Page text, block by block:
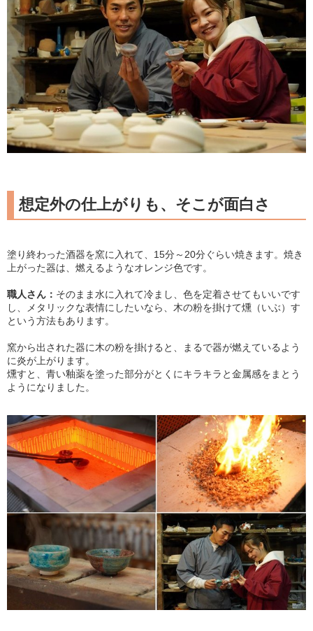
想定外の仕上がりも、そこが面白さ
塗り終わった酒器を窯に入れて、15分～20分ぐらい焼きます。焼き
上がった器は、燃えるようなオレンジ色です。
職人さん： そのまま水に入れて冷まし、色を定着させてもいいです
し、メタリックな表情にしたいなら、木の粉を掛けて燻（いぶ）す
という方法もあります。
窯から出された器に木の粉を掛けると、まるで器が燃えているよう
に炎が上がります。
燻すと、青い釉薬を塗った部分がとくにキラキラと金属感をまとう
ようになりました。